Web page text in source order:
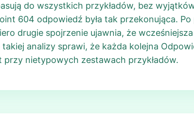
do wszystkich przykładów, bez
604 odpowiedź była tak przekonująca.
drugie spojrzenie ujawnia, że
analizy sprawi, że każda kolejna
przy nietypowych zestawach przykładów.